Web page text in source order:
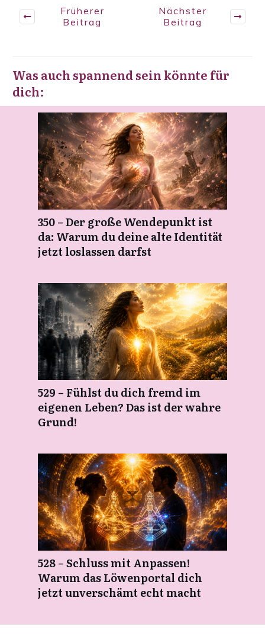
Früherer
Beitrag
Nächster
Beitrag
Was auch spannend sein könnte für
dich:
350 – Der große Wendepunkt ist
da: Warum du deine alte Identität
jetzt loslassen darfst
529 – Fühlst du dich fremd im
eigenen Leben? Das ist der wahre
Grund!
528 – Schluss mit Anpassen!
Warum das Löwenportal dich
jetzt unverschämt echt macht